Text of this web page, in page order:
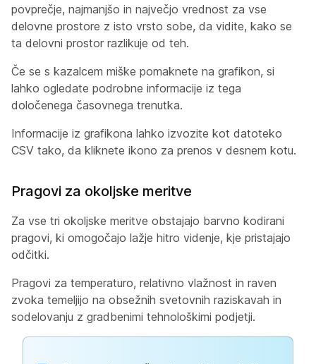
povprečje, najmanjšo in največjo vrednost za vse
delovne prostore z isto vrsto sobe, da vidite, kako se
ta delovni prostor razlikuje od teh.
Če se s kazalcem miške pomaknete na grafikon, si
lahko ogledate podrobne informacije iz tega
določenega časovnega trenutka.
Informacije iz grafikona lahko izvozite kot datoteko
CSV tako, da kliknete ikono za prenos v desnem kotu.
Pragovi za okoljske meritve
Za vse tri okoljske meritve obstajajo barvno kodirani
pragovi, ki omogočajo lažje hitro videnje, kje pristajajo
odčitki.
Pragovi za temperaturo, relativno vlažnost in raven
zvoka temeljijo na obsežnih svetovnih raziskavah in
sodelovanju z gradbenimi tehnološkimi podjetji.